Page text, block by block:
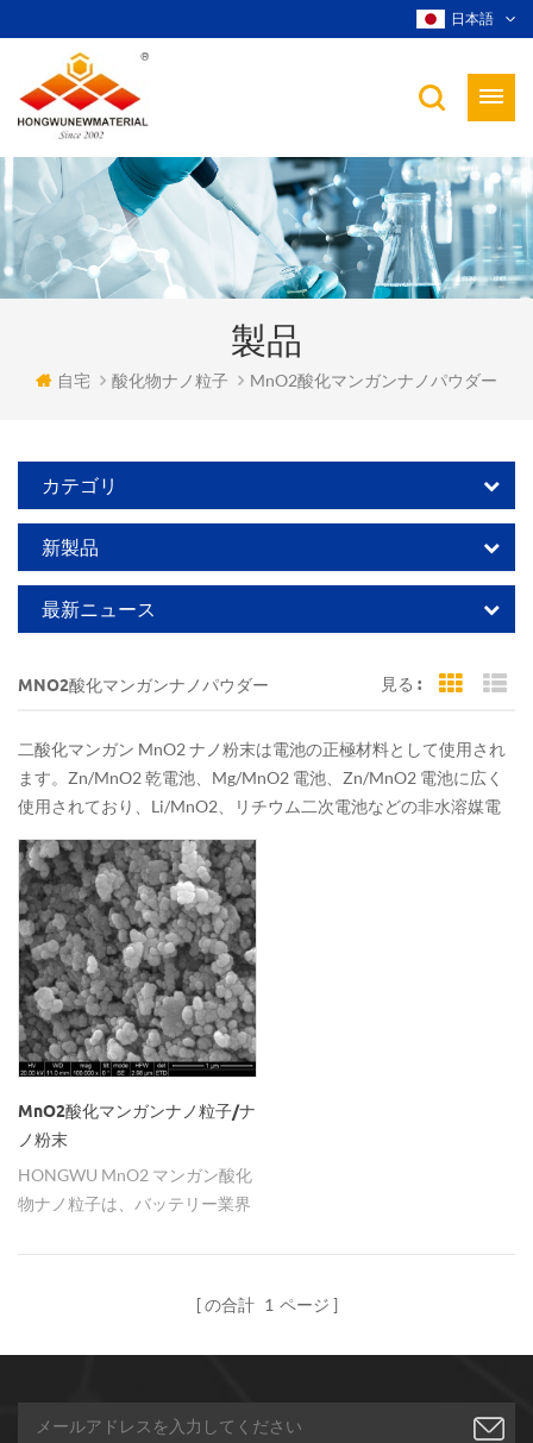
日本語
製品
自宅 酸化物ナノ粒子 MnO2酸化マンガンナノパウダー
カテゴリ
新製品
最新ニュース
MNO2酸化マンガンナノパウダー 見る : Grid
二酸化マンガン MnO2 ナノ粉末は電池の正極材料として使用され
ます。Zn/MnO2 乾電池、Mg/MnO2 電池、Zn/MnO2 電池に広く
使用されており、Li/MnO2、リチウム二次電池などの非水溶媒電
解質にも使用できます。
MnO2酸化マンガンナノ粒子/ナ
ノ粉末
HONGWU MnO2 マンガン酸化
物ナノ粒子は、バッテリー業界
池の陰極材料として使用されま
Mg/MnO2 電池、Zn/MnO2 電
どの非水溶媒電解質にも使用で
きます。
の合計 1 ページ